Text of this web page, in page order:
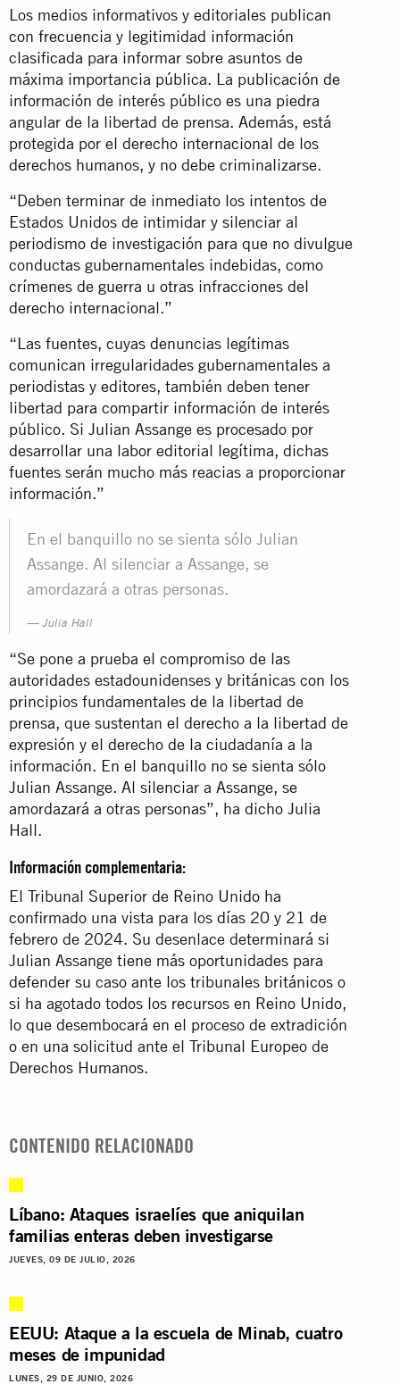
Los medios informativos y editoriales publican
con frecuencia y legitimidad información
clasificada para informar sobre asuntos de
máxima importancia pública. La publicación de
información de interés público es una piedra
angular de la libertad de prensa. Además, está
protegida por el derecho internacional de los
derechos humanos, y no debe criminalizarse.
“Deben terminar de inmediato los intentos de
Estados Unidos de intimidar y silenciar al
periodismo de investigación para que no divulgue
conductas gubernamentales indebidas, como
crímenes de guerra u otras infracciones del
derecho internacional.”
“Las fuentes, cuyas denuncias legítimas
comunican irregularidades gubernamentales a
periodistas y editores, también deben tener
libertad para compartir información de interés
público. Si Julian Assange es procesado por
desarrollar una labor editorial legítima, dichas
fuentes serán mucho más reacias a proporcionar
información.”
En el banquillo no se sienta sólo Julian
Assange. Al silenciar a Assange, se
amordazará a otras personas.
Julia Hall
“Se pone a prueba el compromiso de las
autoridades estadounidenses y británicas con los
principios fundamentales de la libertad de
prensa, que sustentan el derecho a la libertad de
expresión y el derecho de la ciudadanía a la
información. En el banquillo no se sienta sólo
Julian Assange. Al silenciar a Assange, se
amordazará a otras personas”, ha dicho Julia
Hall.
Información complementaria:
El Tribunal Superior de Reino Unido ha
confirmado una vista para los días 20 y 21 de
febrero de 2024. Su desenlace determinará si
Julian Assange tiene más oportunidades para
defender su caso ante los tribunales británicos o
si ha agotado todos los recursos en Reino Unido,
lo que desembocará en el proceso de extradición
o en una solicitud ante el Tribunal Europeo de
Derechos Humanos.
CONTENIDO RELACIONADO
Líbano: Ataques israelíes que aniquilan
familias enteras deben investigarse
JUEVES, 09 DE JULIO, 2026
EEUU: Ataque a la escuela de Minab, cuatro
meses de impunidad
LUNES, 29 DE JUNIO, 2026